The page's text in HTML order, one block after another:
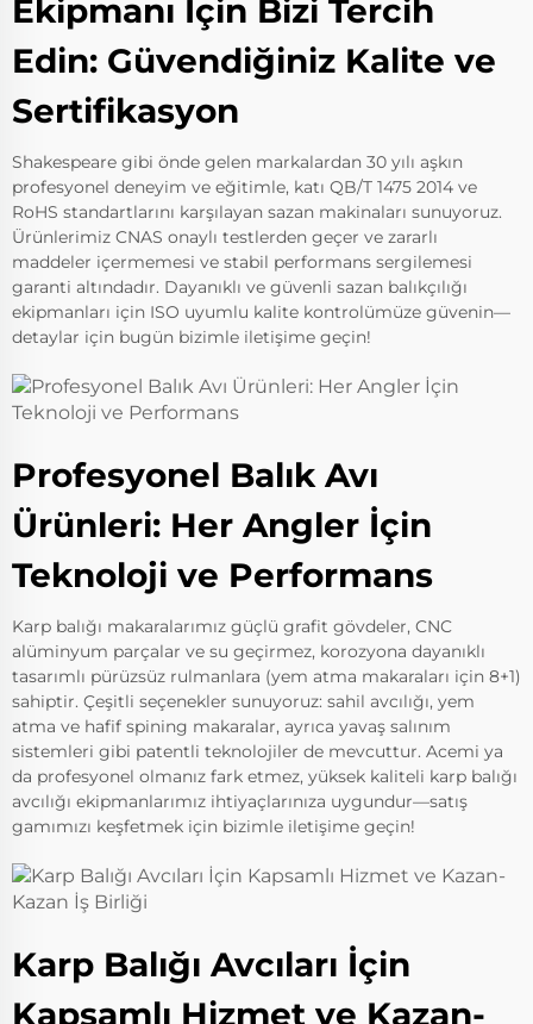
Ekipmanı İçin Bizi Tercih
Edin: Güvendiğiniz Kalite ve
Sertifikasyon
Shakespeare gibi önde gelen markalardan 30 yılı aşkın
profesyonel deneyim ve eğitimle, katı QB/T 1475 2014 ve
RoHS standartlarını karşılayan sazan makinaları sunuyoruz.
Ürünlerimiz CNAS onaylı testlerden geçer ve zararlı
maddeler içermemesi ve stabil performans sergilemesi
garanti altındadır. Dayanıklı ve güvenli sazan balıkçılığı
ekipmanları için ISO uyumlu kalite kontrolümüze güvenin—
detaylar için bugün bizimle iletişime geçin!
Profesyonel Balık Avı
Ürünleri: Her Angler İçin
Teknoloji ve Performans
Karp balığı makaralarımız güçlü grafit gövdeler, CNC
alüminyum parçalar ve su geçirmez, korozyona dayanıklı
tasarımlı pürüzsüz rulmanlara (yem atma makaraları için 8+1)
sahiptir. Çeşitli seçenekler sunuyoruz: sahil avcılığı, yem
atma ve hafif spining makaralar, ayrıca yavaş salınım
sistemleri gibi patentli teknolojiler de mevcuttur. Acemi ya
da profesyonel olmanız fark etmez, yüksek kaliteli karp balığı
avcılığı ekipmanlarımız ihtiyaçlarınıza uygundur—satış
gamımızı keşfetmek için bizimle iletişime geçin!
Karp Balığı Avcıları İçin
Kapsamlı Hizmet ve Kazan-